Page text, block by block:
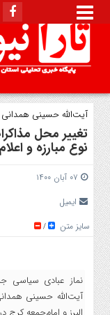
آیت‌الله حسینی
تغییر محل
نوع مبارزه و
۰۷ آبان ۱۴۰۰
ایمیل
سایز متن
/
نماز عبادی سیاسی
آیت‌الله حسینی